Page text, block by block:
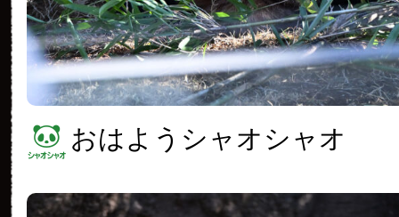
おはようシャオシャオ